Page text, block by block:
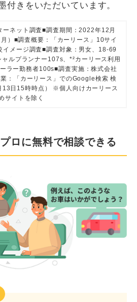
付きをいただいています。
ーネット調査■調査期間：2022年12月
）■調査概要：「カーリース」10サイ
イメージ調査■調査対象：男女、18-69
ルプランナー107s、*²カーリース利用
ラー勤務者100s■調査実施：株式会社
：「カーリース」でのGoogle検索 検
日15時時点） ※個人向けカーリース
サイトを除く
ロに無料で相談できる